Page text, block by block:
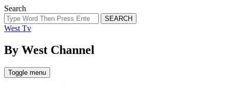
Search
SEARCH
West Tv
By West Channel
Toggle menu